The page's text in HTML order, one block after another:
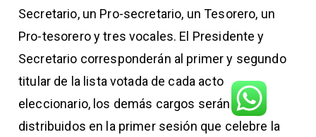
Secretario, un Pro-secretario, un Tesorero, un
Pro-tesorero y tres vocales. El Presidente y
Secretario corresponderán al primer y segundo
titular de la lista votada de cada acto
eleccionario, los demás cargos serán
distribuidos en la primer sesión que celebre la